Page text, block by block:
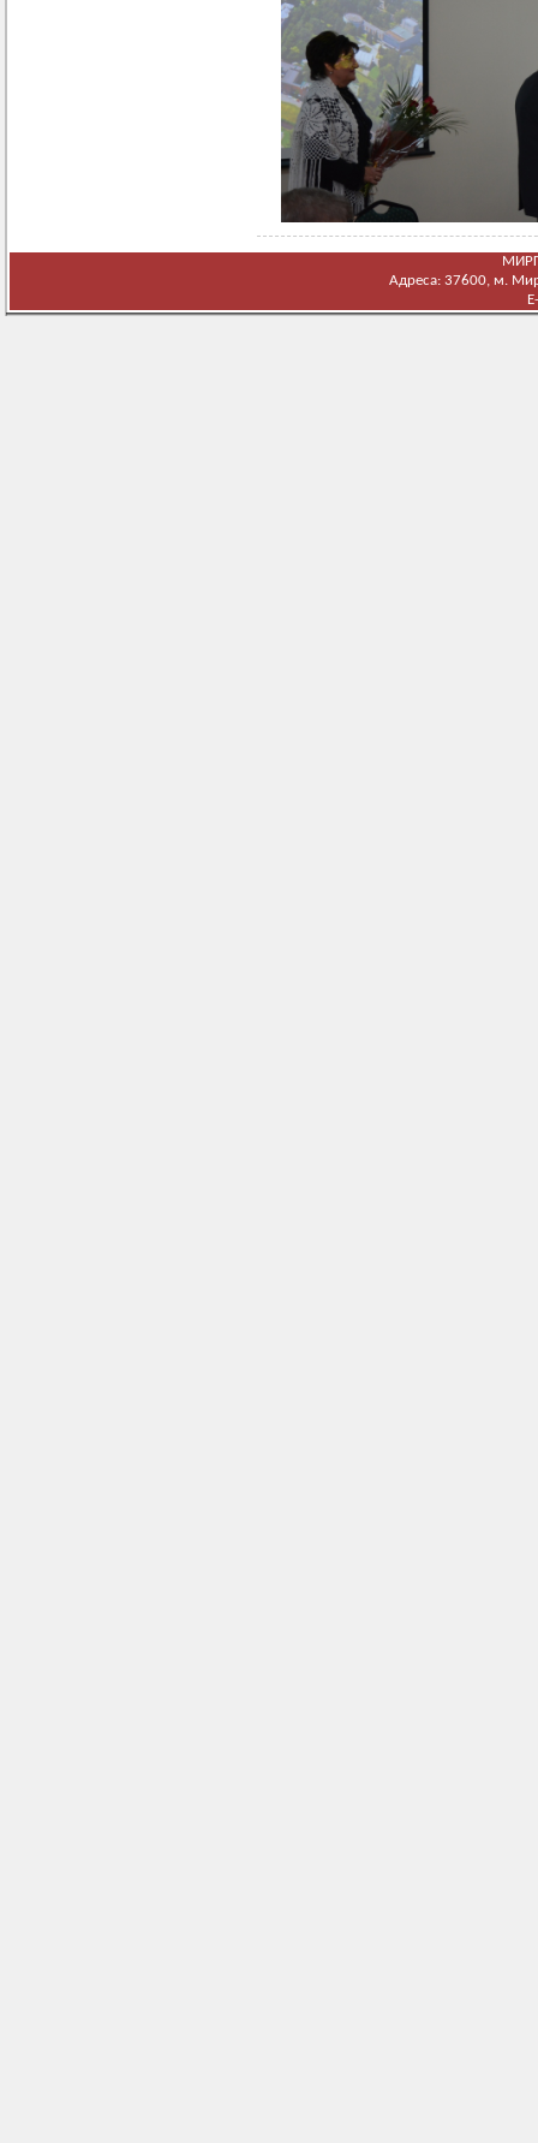
Адреса: 37600, м.